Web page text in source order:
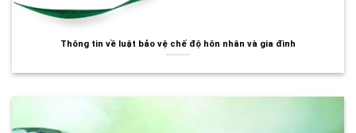
Thông tin về luật bảo vệ chế độ hôn nhân và gia đình